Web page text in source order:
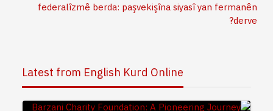
federalîzmê berda: paşvekişîna siyasî yan fermanên
derve?
Latest from English Kurd Online